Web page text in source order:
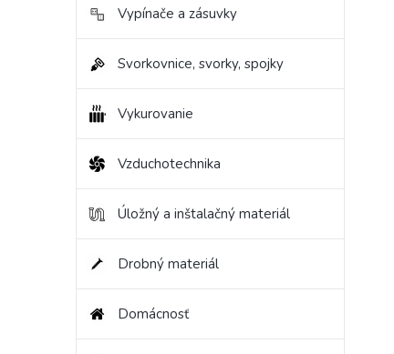
Vypínače a zásuvky
Svorkovnice, svorky, spojky
Vykurovanie
Vzduchotechnika
Úložný a inštalačný materiál
Drobný materiál
Domácnosť